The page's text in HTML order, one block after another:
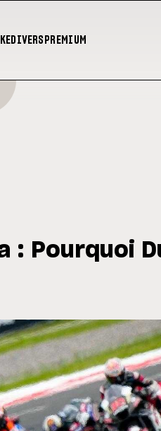
DIVERS PREMIUM
l'opération et vise un retour
: Pourquoi